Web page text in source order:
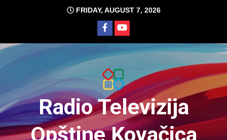
FRIDAY, AUGUST 7, 2026
Radio Televizija
Opštine Kovačica